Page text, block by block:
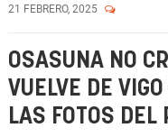
21 FEBRERO, 2025
OSASUNA NO
VUELVE DE
LAS FOTOS